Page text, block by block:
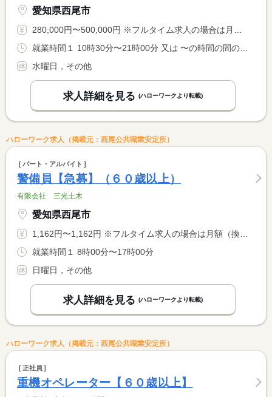
愛知県西尾市
280,000円〜500,000円 ※フルタイム求人の場合は月額（換算額）、パート求人の場合は時間額を表示しています。
水曜日，その他
求人詳細を見る (ハローワークより転載)
ハローワーク求人（掲載元：西尾公共職業安定所）
パート・アルバイト
警備員【急募】（６０歳以上）
有限会社 三光土木
愛知県西尾市
1,162円〜1,162円 ※フルタイム求人の場合は月額（換算額）、パート求人の場合は時間額を表示しています。
就業時間１ 8時00分〜17時00分
日曜日，その他
求人詳細を見る (ハローワークより転載)
ハローワーク求人（掲載元：西尾公共職業安定所）
正社員
重機オペレーター【６０歳以上】